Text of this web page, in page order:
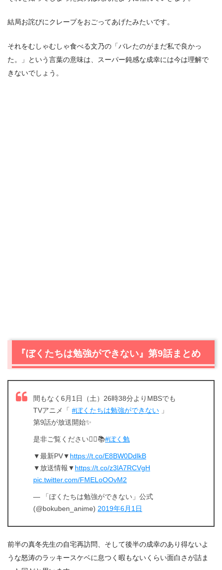
結局お詫びにクレープをおごってあげたみたいです。
それをむしゃむしゃ食べる文乃の「バレたのがまだ私で良かっ
た。」という言葉の意味は、スーパー鈍感な成幸には今は理解で
きないでしょう。
『ぼくたちは勉強ができない』第9話まとめ
間もなく6月1日（土）26時38分よりMBSでも
TVアニメ「 #ぼくたちは勉強ができない 」
第9話が放送開始✨
是非ご覧ください✍🏽📚#ぼく勉
▼最新PV▼ https://t.co/E8BW0DdlkB
▼放送情報▼ https://t.co/z3lA7RCVgH
pic.twitter.com/FMELoOOvM2
— 「ぼくたちは勉強ができない」公式
(@bokuben_anime) 2019年6月1日
前半の真冬先生の自宅再訪問、そして後半の成幸のあり得ないよ
うな怒涛のラッキースケベに息つく暇もないくらい面白さが詰ま